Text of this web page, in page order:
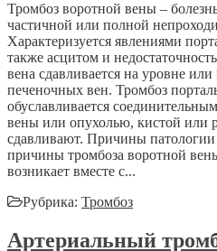
Тромбоз воротной вены –
частичной или полной
Характеризуется явлениями
также асцитом и
вена сдавливается на уровне
печеночных вен. Тромбоз
обуславливается
вены или опухолью, кистой или
сдавливают. Причины патологии
причины тромбоза воротной
возникает вместе с...
Рубрика: Тромбоз
Артериальный